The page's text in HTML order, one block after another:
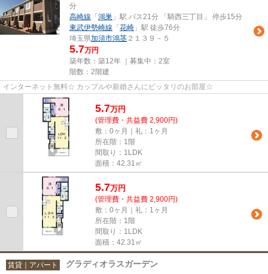
分
高崎線 「 鴻巣 」駅 バス21分 「騎西三丁目」 停歩15分
東武伊勢崎線 「 花崎 」駅 徒歩76分
埼玉県加須市鴻茎 ２１３９－５
5.7万円
築年数：築12年 ｜募集中： 2室
階数：2階建
インターネット無料☆ カップルや新婚さんにピッタリのお部屋☆
5.7万円
(管理費・共益費 2,900円)
敷：0ヶ月｜礼：1ヶ月
所在階：1階
間取り：1LDK
面積：42.31㎡
5.7万円
(管理費・共益費 2,900円)
敷：0ヶ月｜礼：1ヶ月
所在階：1階
間取り：1LDK
面積：42.31㎡
賃貸｜アパート グラディオラスガーデン